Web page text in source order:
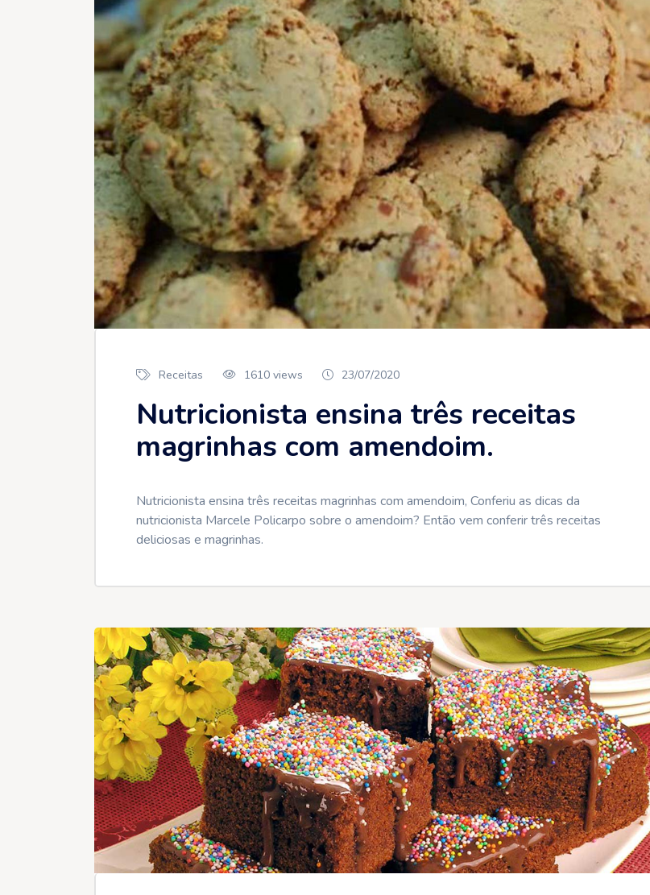
Receitas 1610 views 23/07/2020
Nutricionista ensina três receitas
magrinhas com amendoim.
Nutricionista ensina três receitas magrinhas com amendoim, Conferiu as dicas da
nutricionista Marcele Policarpo sobre o amendoim? Então vem conferir três receitas
deliciosas e magrinhas.